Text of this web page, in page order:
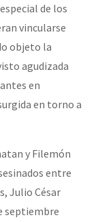
de los
vincularse
objeto la
agudizada
en
en torno a
y Filemón
entre
Julio César
septiembre